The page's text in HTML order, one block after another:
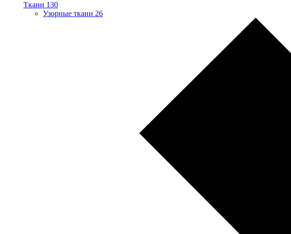
Ткани 130
Узорные ткани 26